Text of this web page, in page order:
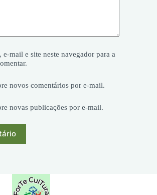
e-mail e site neste navegador para a
novos comentários por e-mail.
novas publicações por e-mail.